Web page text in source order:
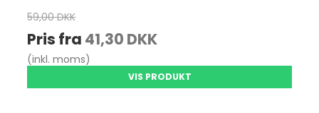
59,00 DKK
Pris fra 41,30 DKK
(inkl. moms)
VIS PRODUKT